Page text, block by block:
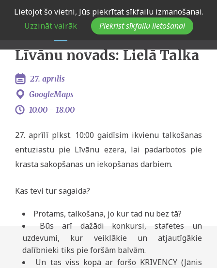
Lietojot šo vietni, Jūs piekrītat sīkfailu izmanošanai.
Uzzināt vairāk
Piekrist sīkfailu lietošanai
Latvijas Jauniešu
galvaspilsēta 2024 -
Līvānu novads: Lielā Talka
GoogleMaps
27. aprīlis
10.00 - 18.00
27. aprīlī plkst. 10:00 gaidīsim ikvienu talkošanas
entuziastu pie Līvānu ezera, lai padarbotos pie
krasta sakopšanas un iekopšanas darbiem.
Kas tevi tur sagaida?
Protams, talkošana, jo kur tad nu bez tā?
Būs arī dažādi konkursi, stafetes un
uzdevumi, kur veiklākie un atjautīgākie
dalībnieki tiks pie foršām balvām.
Un tas viss kopā ar foršo KRIVENCY (Jānis